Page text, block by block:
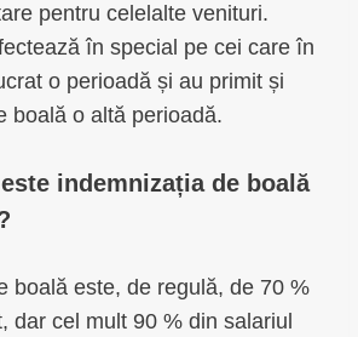
pentru celelalte venituri.
în special pe cei care în
o perioadă și au primit și
boală o altă perioadă.
indemnizația de boală
boală este, de regulă, de 70 %
dar cel mult 90 % din salariul